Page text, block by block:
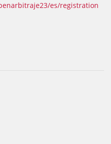
es/registration